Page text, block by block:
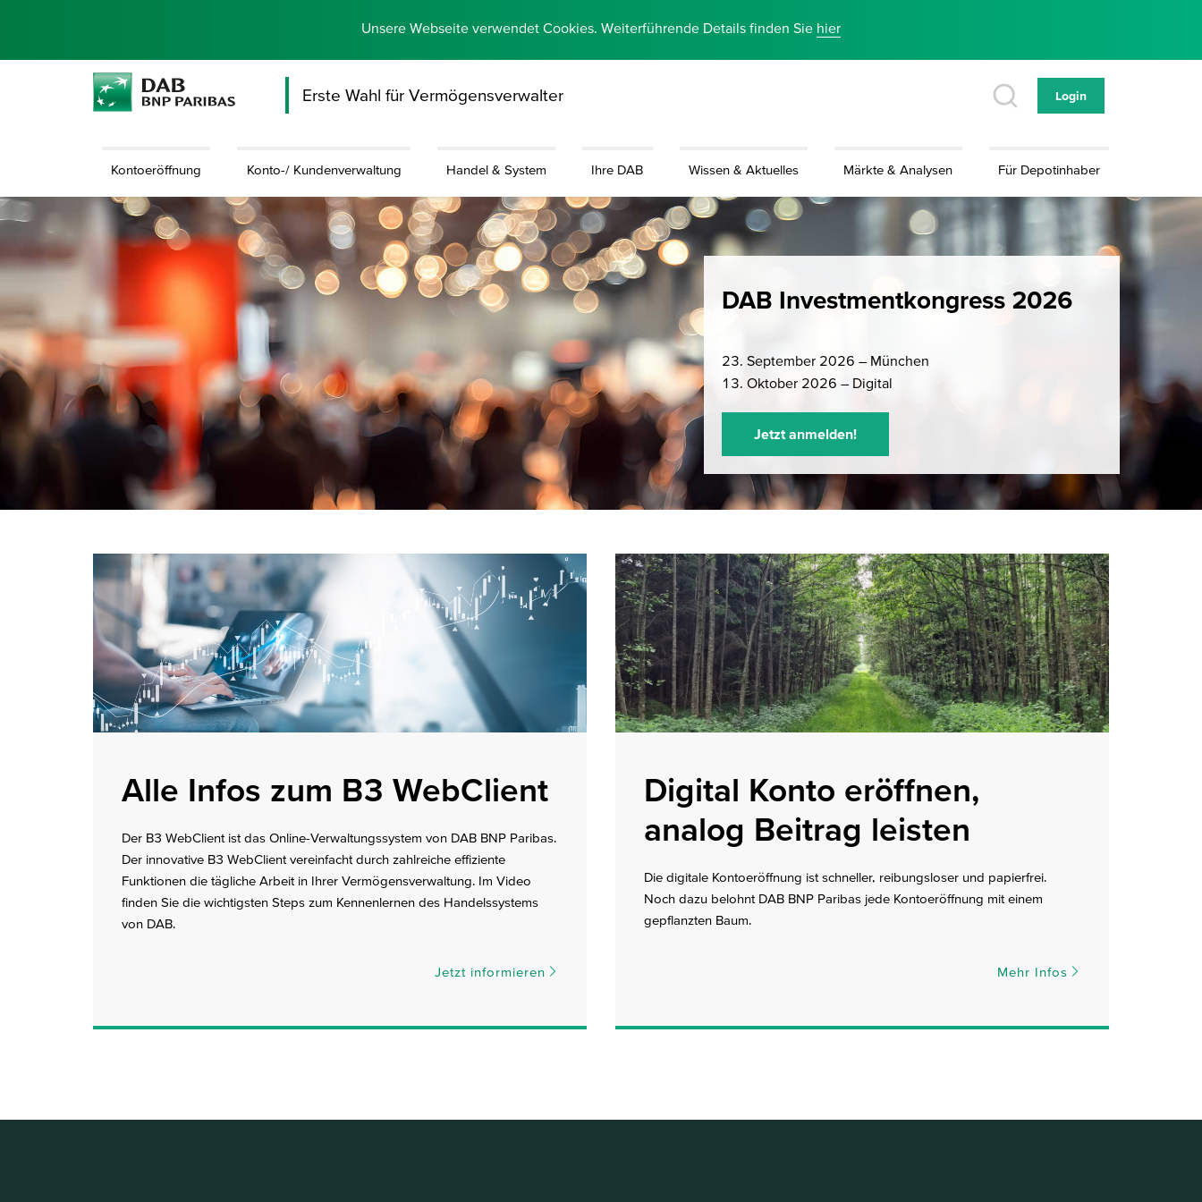
Unsere Webseite verwendet Cookies. Weiterführende Details finden Sie hier
Erste Wahl für Vermögensverwalter Login
Kontoeröffnung Konto-/ Kundenverwaltung Handel & System Ihre DAB Wissen & Aktuelles Märkte & Analysen Für Depotinhaber
DAB Investmentkongress 2026
23. September 2026 – München
13. Oktober 2026 – Digital
Jetzt anmelden!
Alle Infos zum B3 WebClient
Der B3 WebClient ist das Online-Verwaltungssystem von DAB BNP Paribas.
Der innovative B3 WebClient vereinfacht durch zahlreiche effiziente
Funktionen die tägliche Arbeit in Ihrer Vermögensverwaltung. Im Video
finden Sie die wichtigsten Steps zum Kennenlernen des Handelssystems
von DAB.
Jetzt informieren
Digital Konto eröffnen,
analog Beitrag leisten
Die digitale Kontoeröffnung ist schneller, reibungsloser und papierfrei.
Noch dazu belohnt DAB BNP Paribas jede Kontoeröffnung mit einem
gepflanzten Baum.
Mehr Infos